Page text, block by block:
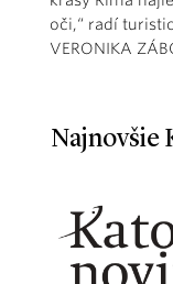
oči,“ radí
VERONIKA
Najnovšie